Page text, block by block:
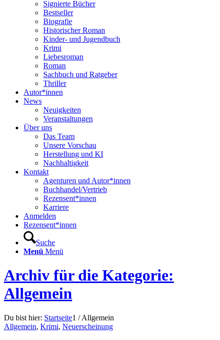
Signierte Bücher
Bestseller
Biografie
Historischer Roman
Kinder- und Jugendbuch
Krimi
Liebesroman
Roman
Sachbuch und Ratgeber
Thriller
Autor*innen
News
Neuigkeiten
Veranstaltungen
Über uns
Das Team
Unsere Vorschau
Herstellung und KI
Nachhaltigkeit
Kontakt
Agenturen und Autor*innen
Buchhandel/Vertrieb
Rezensent*innen
Karriere
Anmelden
Rezensent*innen
Suche
Menü Menü
Archiv für die Kategorie:
Allgemein
Du bist hier: Startseite1 / Allgemein
Allgemein, Krimi, Neuerscheinung